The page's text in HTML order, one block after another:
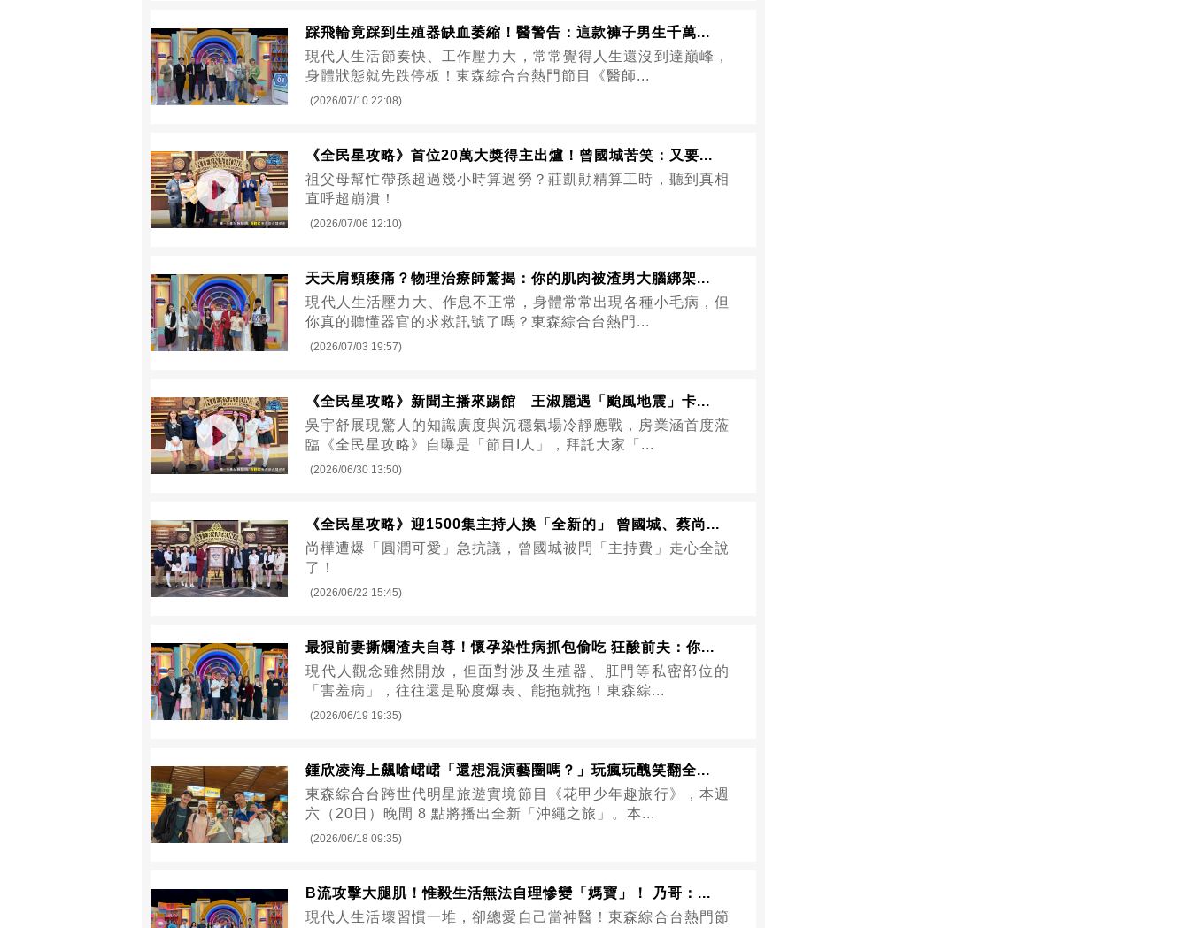
踩飛輪竟踩到生殖器缺血萎縮！醫警告：這款褲子男生千萬...
現代人生活節奏快、工作壓力大，常常覺得人生還沒到達巔峰，
身體狀態就先跌停板！東森綜合台熱門節目《醫師...
(2026/07/10 22:08)
《全民星攻略》首位20萬大獎得主出爐！曾國城苦笑：又要...
祖父母幫忙帶孫超過幾小時算過勞？莊凱勛精算工時，聽到真相
直呼超崩潰！
(2026/07/06 12:10)
天天肩頸痠痛？物理治療師驚揭：你的肌肉被渣男大腦綁架...
現代人生活壓力大、作息不正常，身體常常出現各種小毛病，但
你真的聽懂器官的求救訊號了嗎？東森綜合台熱門...
(2026/07/03 19:57)
《全民星攻略》新聞主播來踢館 王淑麗遇「颱風地震」卡...
吳宇舒展現驚人的知識廣度與沉穩氣場冷靜應戰，房業涵首度蒞
臨《全民星攻略》自曝是「節目I人」，拜託大家「...
(2026/06/30 13:50)
《全民星攻略》迎1500集主持人換「全新的」 曾國城、蔡尚...
尚樺遭爆「圓潤可愛」急抗議，曾國城被問「主持費」走心全說
了！
(2026/06/22 15:45)
最狠前妻撕爛渣夫自尊！懷孕染性病抓包偷吃 狂酸前夫：你...
現代人觀念雖然開放，但面對涉及生殖器、肛門等私密部位的
「害羞病」，往往還是恥度爆表、能拖就拖！東森綜...
(2026/06/19 19:35)
鍾欣凌海上飆嗆峮峮「還想混演藝圈嗎？」玩瘋玩醜笑翻全...
東森綜合台跨世代明星旅遊實境節目《花甲少年趣旅行》，本週
六（20日）晚間 8 點將播出全新「沖繩之旅」。本...
(2026/06/18 09:35)
B流攻擊大腿肌！惟毅生活無法自理慘變「媽寶」！ 乃哥：...
現代人生活壞習慣一堆，卻總愛自己當神醫！東森綜合台熱門節